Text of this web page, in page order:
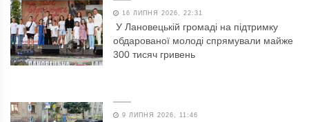
16 ЛИПНЯ 2026, 22:31
У Лановецькій громаді на підтримку
обдарованої молоді спрямували майже
300 тисяч гривень
9 ЛИПНЯ 2026, 11:46